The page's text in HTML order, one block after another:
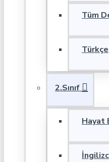
Tüm
Türkçe
2.Sınıf
Hayat